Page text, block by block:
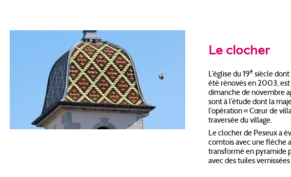
Le clocher
L’église du 19è siècle dont
été rénovés en 2003, est
dimanche de novembre
sont à l’étude dont la
l’opération « Cœur de
traversée du village.
Le clocher de Peseux a
comtois avec une flèche
transformé en pyramide
avec des tuiles